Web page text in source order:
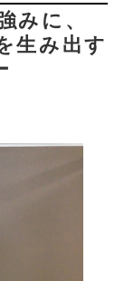
みに、
生み出す